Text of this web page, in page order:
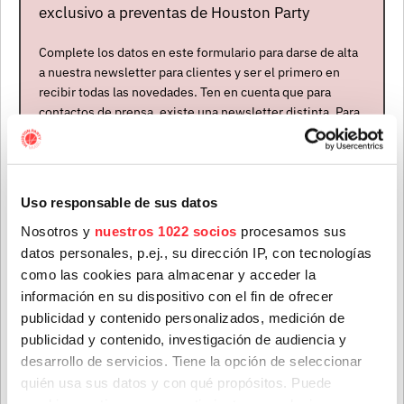
Uso responsable de sus datos
Nosotros y nuestros 1022 socios procesamos sus
datos personales, p.ej., su dirección IP, con tecnologías
como las cookies para almacenar y acceder la
información en su dispositivo con el fin de ofrecer
publicidad y contenido personalizados, medición de
publicidad y contenido, investigación de audiencia y
desarrollo de servicios. Tiene la opción de seleccionar
quién usa sus datos y con qué propósitos. Puede
banda con base en la canadienseVancouver
old-timey, al estilo de lo que también proponían en esa
época nombres comoGillian WelchoIris Dement
Hablamos de finales del siglo XX y principios de este,
pues el primer concierto de
The Be Good Tanyasfue
estuvieron también al principio
Trish Klein y Jolie Holland, luego Hollandse fue.
En paralelo a la trayectoria un tanto guadiana de la
desarrolló una carrera en solitario que en
luego ha seguido con
“Indian Ocean” (2014) y
B The Sun”(2020), con su música adentrándose cada
vez más, pero sutilmente, en el territorio del soul y el
exclusivo a preventas de Houston Party
Complete los datos en este formulario para darse de alta
a nuestra newsletter para clientes y ser el primero en
recibir todas las novedades. Ten en cuenta que para
contactos de prensa, existe una newsletter distinta. Para
formar parte de ella, envíanos un mensaje a
Apellidos
Correo electrónico*